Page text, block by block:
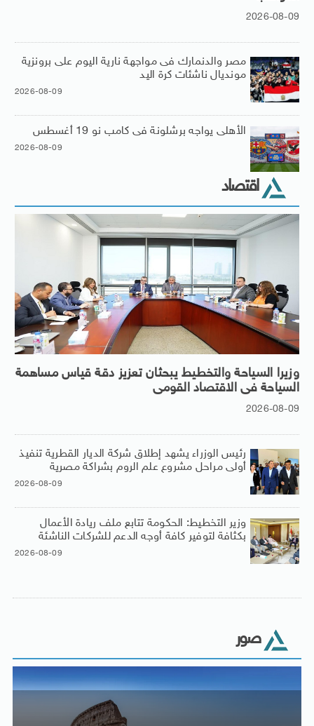
2026-08-09
مصر والدنمارك فى مواجهة نارية اليوم على برونزية
مونديال ناشئات كرة اليد
2026-08-09
الأهلى يواجه برشلونة فى كامب نو 19 أغسطس
2026-08-09
اقتصاد
وزيرا السياحة والتخطيط يبحثان تعزيز دقة قياس مساهمة
السياحة فى الاقتصاد القومى
2026-08-09
رئيس الوزراء يشهد إطلاق شركة الديار القطرية تنفيذ
أولى مراحل مشروع علم الروم بشراكة مصرية
2026-08-09
وزير التخطيط: الحكومة تتابع ملف ريادة الأعمال
بكثافة لتوفير كافة أوجه الدعم للشركات الناشئة
2026-08-09
صور